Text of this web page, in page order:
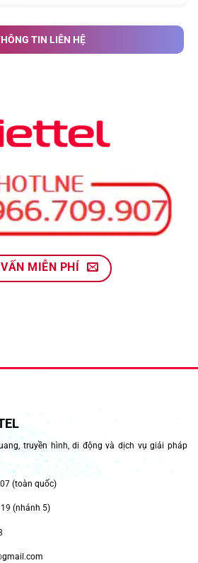
TIN LIÊN HỆ
MIỄN PHÍ
truyền hình, di động và dịch vụ giải pháp
(toàn quốc)
(nhánh 5)